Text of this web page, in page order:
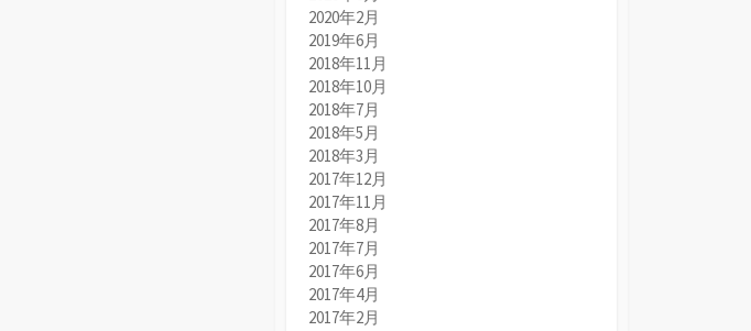
2020年2月
2019年6月
2018年11月
2018年10月
2018年7月
2018年5月
2018年3月
2017年12月
2017年11月
2017年8月
2017年7月
2017年6月
2017年4月
2017年2月